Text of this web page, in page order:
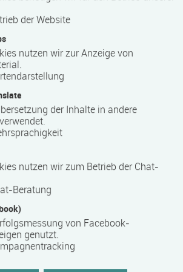
90 Minuten (2 UE) über einen
an einem festen Wochentag von
der Website
nutzen wir zur Anzeige von
der Inhalte in andere
nutzen wir zum Betrieb der Chat-
Beratung
von Facebook-
genutzt.